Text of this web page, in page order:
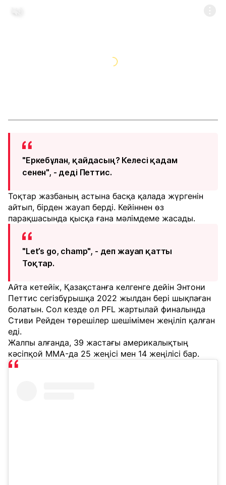
"Еркебұлан, қайдасың? Келесі қадам
сенен", - деді Петтис.
Тоқтар жазбаның астына басқа қалада жүргенін
айтып, бірден жауап берді. Кейіннен өз
парақшасында қысқа ғана мәлімдеме жасады.
"Let’s go, champ", - деп жауап қатты
Тоқтар.
Айта кетейік, Қазақстанға келгенге дейін Энтони
Петтис сегізбұрышқа 2022 жылдан бері шықпаған
болатын. Сол кезде ол PFL жартылай финалында
Стиви Рейден төрешілер шешімімен жеңіліп қалған
еді.
Жалпы алғанда, 39 жастағы америкалықтың
кәсіпқой MMA-да 25 жеңісі мен 14 жеңілісі бар.